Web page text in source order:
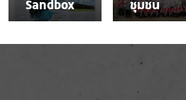
Sandbox
ชุมชน